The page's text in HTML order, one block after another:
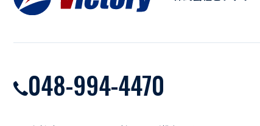
048-994-4470